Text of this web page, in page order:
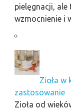
pielęgnacji,
wzmocnienie i
Zioła w
zastosowanie
Zioła od